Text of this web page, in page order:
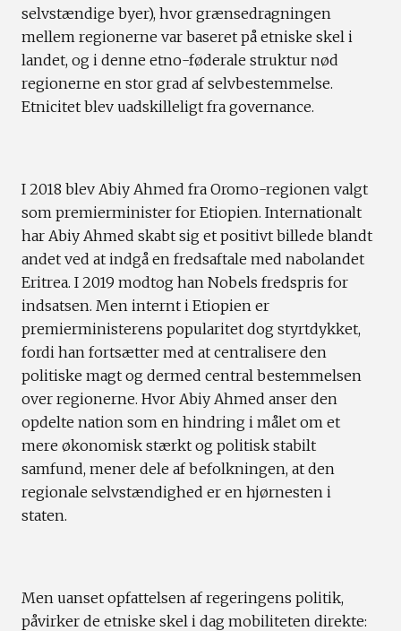
selvstændige byer), hvor grænsedragningen
mellem regionerne var baseret på etniske skel i
landet, og i denne etno-føderale struktur nød
regionerne en stor grad af selvbestemmelse.
Etnicitet blev uadskilleligt fra governance.
I 2018 blev Abiy Ahmed fra Oromo-regionen valgt
som premierminister for Etiopien. Internationalt
har Abiy Ahmed skabt sig et positivt billede blandt
andet ved at indgå en fredsaftale med nabolandet
Eritrea. I 2019 modtog han Nobels fredspris for
indsatsen. Men internt i Etiopien er
premierministerens popularitet dog styrtdykket,
fordi han fortsætter med at centralisere den
politiske magt og dermed central bestemmelsen
over regionerne. Hvor Abiy Ahmed anser den
opdelte nation som en hindring i målet om et
mere økonomisk stærkt og politisk stabilt
samfund, mener dele af befolkningen, at den
regionale selvstændighed er en hjørnesten i
staten.
Men uanset opfattelsen af regeringens politik,
påvirker de etniske skel i dag mobiliteten direkte: